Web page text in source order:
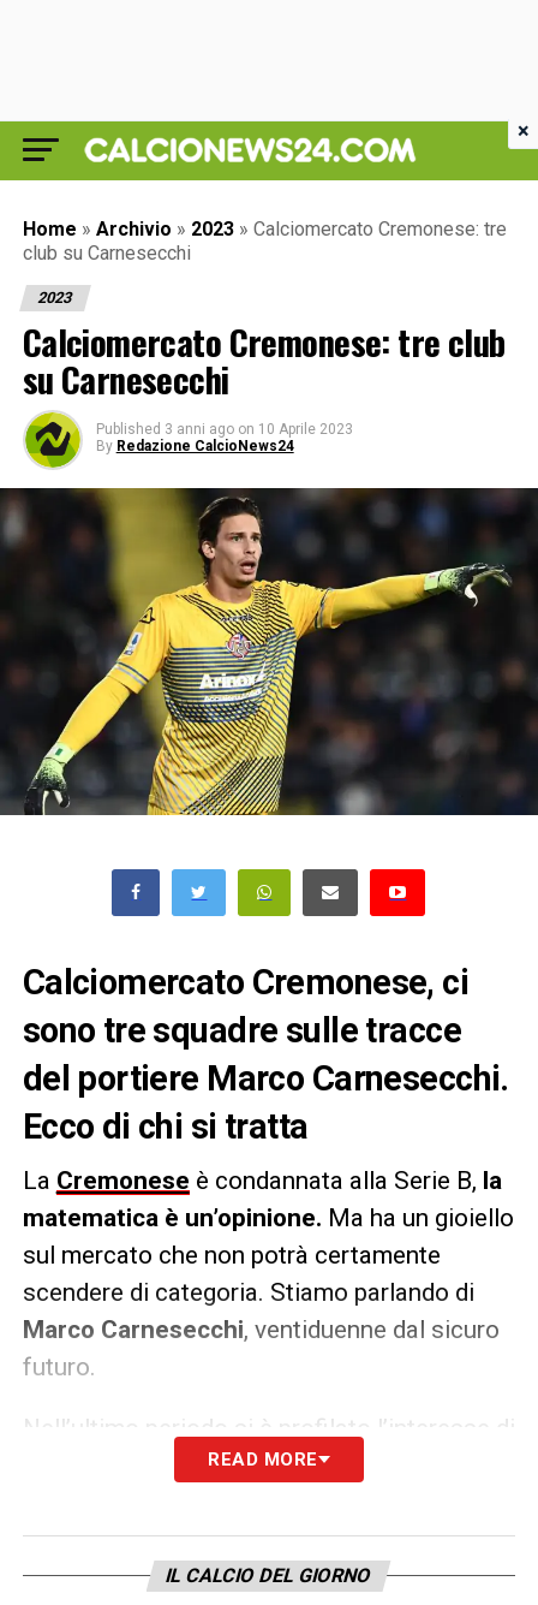
Home » Archivio » 2023 » Calciomercato Cremonese: tre
club su Carnesecchi
2023
Calciomercato Cremonese: tre club
su Carnesecchi
Published 3 anni ago on 10 Aprile 2023
By Redazione CalcioNews24
Calciomercato Cremonese, ci
sono tre squadre sulle tracce
del portiere Marco Carnesecchi.
Ecco di chi si tratta
La Cremonese è condannata alla Serie B, la
matematica è un’opinione. Ma ha un gioiello
sul mercato che non potrà certamente
scendere di categoria. Stiamo parlando di
Marco Carnesecchi, ventiduenne dal sicuro
futuro.
Nell’ultimo periodo si è profilato l’interesse di
tre club di prima fascia, che potrebbero
investire una cifra importante –20 milioni–
ma non impossibile, a maggior ragione se
READ MORE
IL CALCIO DEL GIORNO
×